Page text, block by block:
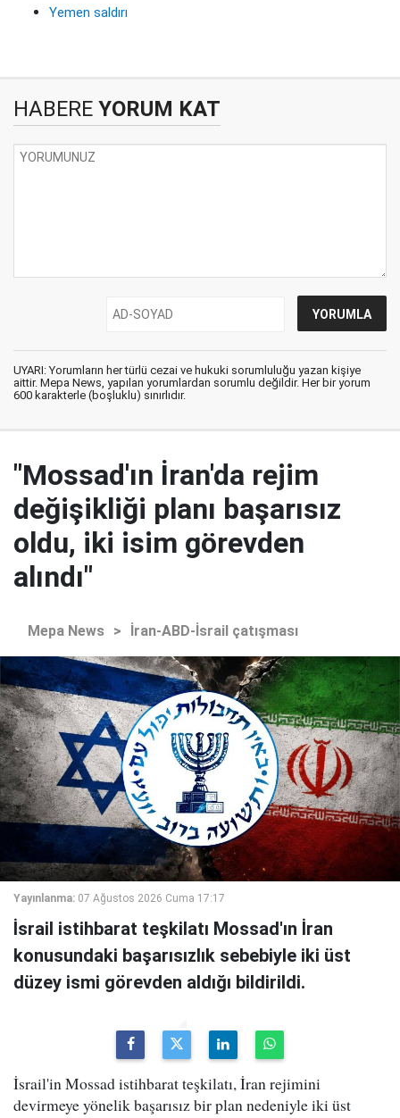
Yemen saldırı
HABERE YORUM KAT
UYARI: Yorumların her türlü cezai ve hukuki sorumluluğu yazan kişiye
aittir. Mepa News, yapılan yorumlardan sorumlu değildir. Her bir yorum
600 karakterle (boşluklu) sınırlıdır.
"Mossad'ın İran'da rejim
değişikliği planı başarısız
oldu, iki isim görevden
alındı"
Mepa News > İran-ABD-İsrail çatışması
Yayınlanma: 07 Ağustos 2026 Cuma 17:17
İsrail istihbarat teşkilatı Mossad'ın İran
konusundaki başarısızlık sebebiyle iki üst
düzey ismi görevden aldığı bildirildi.
İsrail'in Mossad istihbarat teşkilatı, İran rejimini
devirmeye yönelik başarısız bir plan nedeniyle iki üst